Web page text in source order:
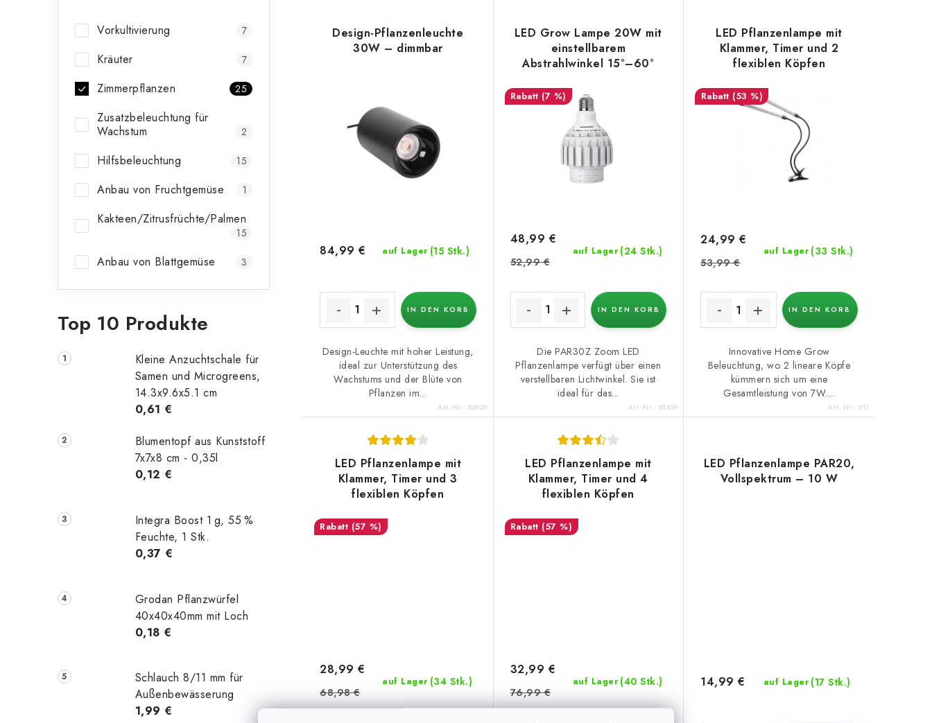
Vorkultivierung 7
Kräuter 7
Zimmerpflanzen 25
Zusatzbeleuchtung für
Wachstum
2
Hilfsbeleuchtung 15
Anbau von Fruchtgemüse 1
Kakteen/Zitrusfrüchte/Palmen
15
Anbau von Blattgemüse 3
Top 10 Produkte
Kleine Anzuchtschale für
Samen und Microgreens,
14.3x9.6x5.1 cm
0,61 €
Blumentopf aus Kunststoff
7x7x8 cm - 0,35l
0,12 €
Integra Boost 1 g, 55 %
Feuchte, 1 Stk.
0,37 €
Grodan Pflanzwürfel
40x40x40mm mit Loch
0,18 €
Schlauch 8/11 mm für
Außenbewässerung
1,99 €
d
u
t
s
o
i
r
u
n
g
Design-Pflanzenleuchte
30W – dimmbar
auf Lager (15 Stk.)
84,99 €
IN DEN KORB
Design-Leuchte mit hoher Leistung,
ideal zur Unterstützung des
Wachstums und der Blüte von
Pflanzen im...
Art.-Nr.:56929
LED Grow Lampe 20W mit
einstellbarem
Abstrahlwinkel 15°–60°
(7 %)
auf Lager (24 Stk.)
48,99 €
52,99 €
IN DEN KORB
Die PAR30Z Zoom LED
Pflanzenlampe verfügt über einen
verstellbaren Lichtwinkel. Sie ist
ideal für das...
Art.-Nr.: 65439
LED Pflanzenlampe mit
Klammer, Timer und 2
flexiblen Köpfen
(53 %)
auf Lager (33 Stk.)
24,99 €
53,99 €
IN DEN KORB
Innovative Home Grow
Beleuchtung, wo 2 lineare Köpfe
kümmern sich um eine
Gesamtleistung von 7W....
Art.-Nr.:611
LED Pflanzenlampe mit
Klammer, Timer und 3
flexiblen Köpfen
(57 %)
auf Lager (34 Stk.)
28,99 €
68,98 €
LED Pflanzenlampe mit
Klammer, Timer und 4
flexiblen Köpfen
(57 %)
auf Lager (40 Stk.)
32,99 €
76,99 €
LED Pflanzenlampe PAR20,
Vollspektrum – 10 W
auf Lager (17 Stk.)
14,99 €